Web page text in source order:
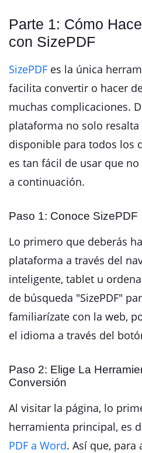
Parte 1: Cómo
con SizePDF
SizePDF es la única
facilita convertir o hacer
muchas complicaciones.
plataforma no solo
disponible para todos los
es tan fácil de usar que
a continuación.
Paso 1: Conoce SizePDF
Lo primero que deberás
plataforma a través del
inteligente, tablet u
de búsqueda "SizePDF"
familiarízate con la web,
el idioma a través del
Paso 2: Elige La
Conversión
Al visitar la página, lo
herramienta principal, es
PDF a Word. Así que, para